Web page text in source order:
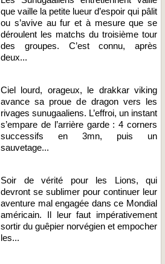
que vaille la petite lueur d’espoir qui pâlit
ou s’avive au fur et à mesure que se
déroulent les matchs du troisième tour
des groupes. C’est connu, après
deux...
Ciel lourd, orageux, le drakkar viking
avance sa proue de dragon vers les
rivages sunugaaliens. L’effroi, un instant
s’empare de l’arrière garde : 4 corners
successifs en 3mn, puis un
sauvetage...
Soir de vérité pour les Lions, qui
devront se sublimer pour continuer leur
aventure mal engagée dans ce Mondial
américain. Il leur faut impérativement
sortir du guêpier norvégien et empocher
les...